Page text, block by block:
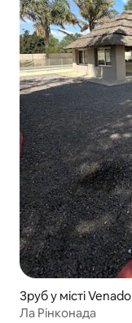
Зруб у місті
Ла Рінконада